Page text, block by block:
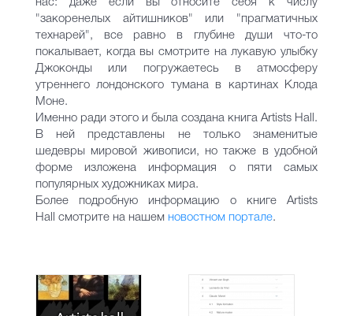
нас: даже если вы относите себя к числу
"закоренелых айтишников" или "прагматичных
технарей", все равно в глубине души что-то
покалывает, когда вы смотрите на лукавую улыбку
Джоконды или погружаетесь в атмосферу
утреннего лондонского тумана в картинах Клода
Моне.
Именно ради этого и была создана книга Artists Hall.
В ней представлены не только знаменитые
шедевры мировой живописи, но также в удобной
форме изложена информация о пяти самых
популярных художниках мира.
Более подробную информацию о книге Artists
Hall смотрите на нашем новостном портале.